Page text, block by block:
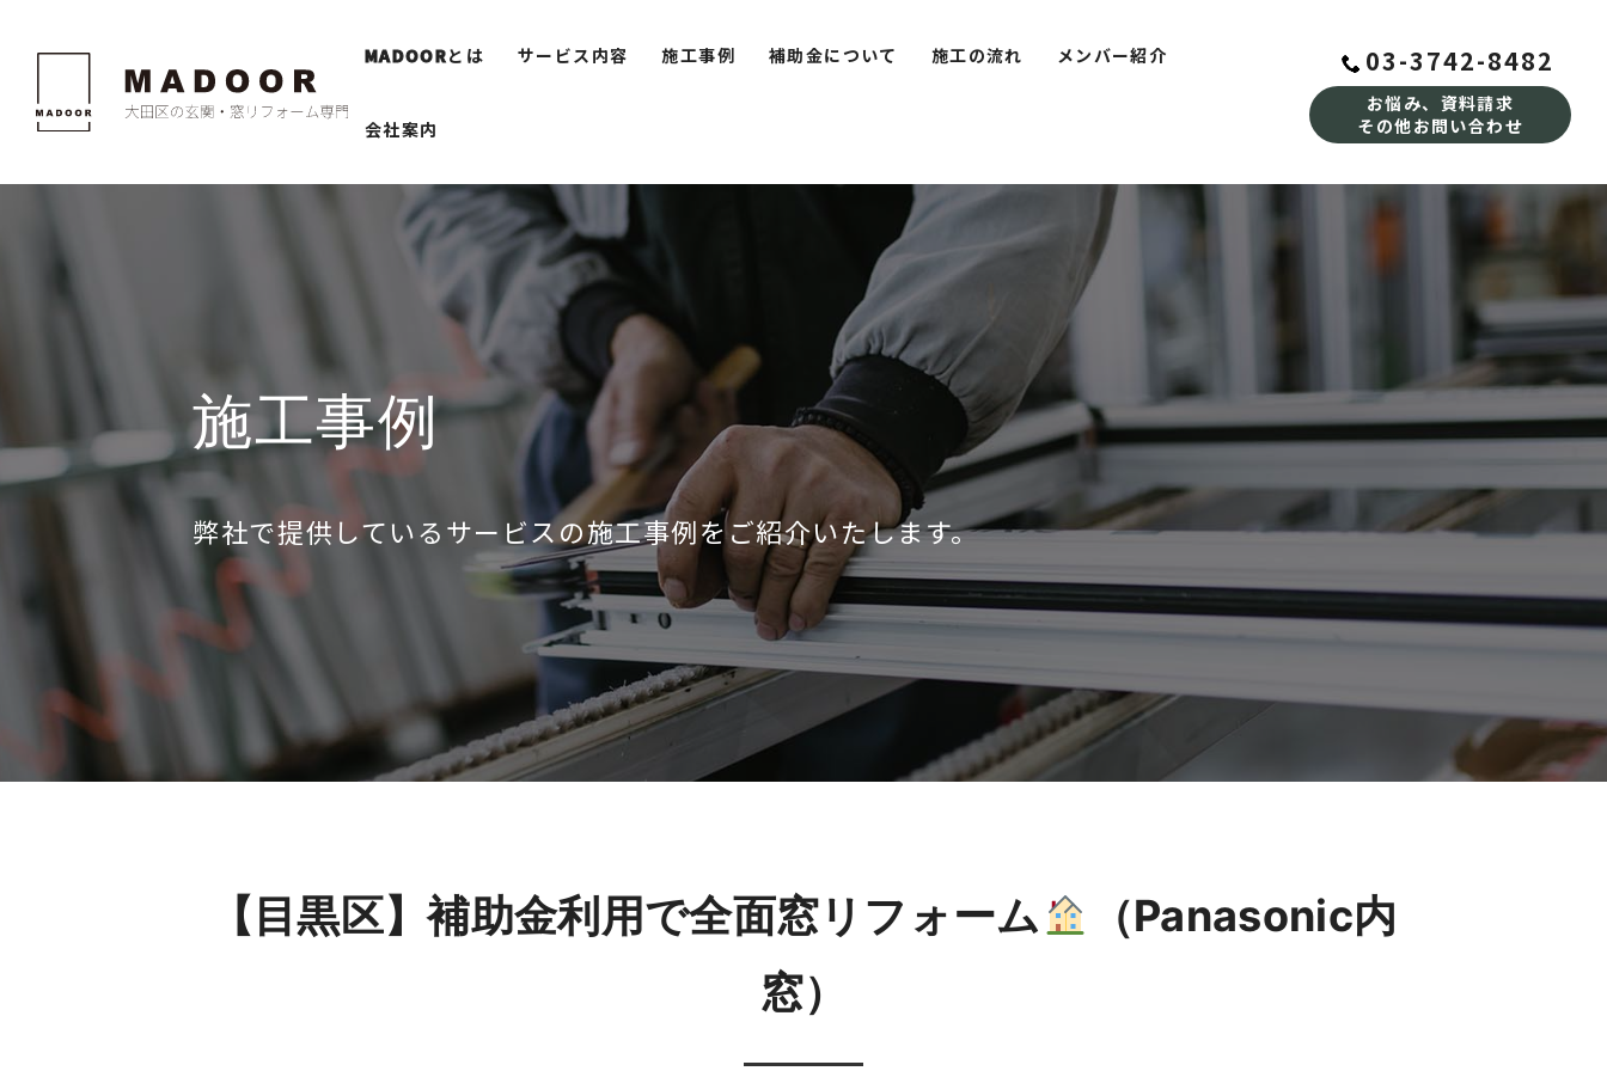
MADOORとは サービス内容 施工事例 補助金について 施工の流れ メンバー紹介
会社案内
03-3742-8482
お悩み、資料請求
その他お問い合わせ
施工事例
弊社で提供しているサービスの施工事例をご紹介いたします。
【目黒区】補助金利用で全面窓リフォーム
（Panasonic内
窓）